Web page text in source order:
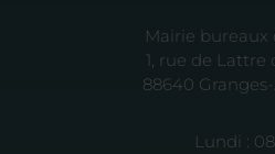
Mairie bureaux
1, rue de Lattre
88640
Lundi :